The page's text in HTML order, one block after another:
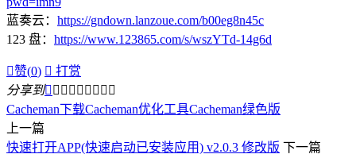
蓝奏云： https://gndown.lanzoue.com/b00eg8n45c
123 盘： https://www.123865.com/s/wszYTd-14g6d
赞(0)  打赏
分享到        
Cacheman下载Cacheman优化工具Cacheman绿色版
上一篇
快速打开APP(快速启动已安装应用) v2.0.3 修改版 下一篇